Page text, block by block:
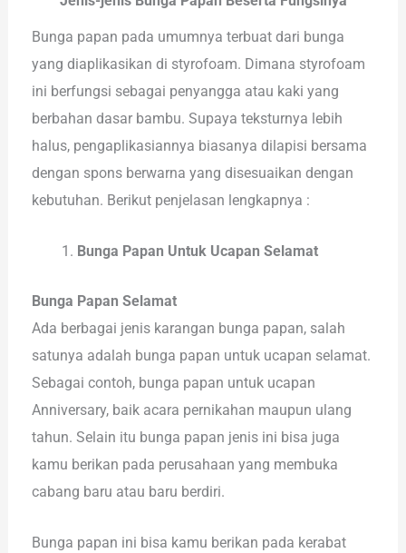
Bunga papan pada umumnya terbuat dari bunga
yang diaplikasikan di styrofoam. Dimana styrofoam
ini berfungsi sebagai penyangga atau kaki yang
berbahan dasar bambu. Supaya teksturnya lebih
halus, pengaplikasiannya biasanya dilapisi bersama
dengan spons berwarna yang disesuaikan dengan
kebutuhan. Berikut penjelasan lengkapnya :
Bunga Papan Untuk Ucapan Selamat
Bunga Papan Selamat
Ada berbagai jenis karangan bunga papan, salah
satunya adalah bunga papan untuk ucapan selamat.
Sebagai contoh, bunga papan untuk ucapan
Anniversary, baik acara pernikahan maupun ulang
tahun. Selain itu bunga papan jenis ini bisa juga
kamu berikan pada perusahaan yang membuka
cabang baru atau baru berdiri.
Bunga papan ini bisa kamu berikan pada kerabat